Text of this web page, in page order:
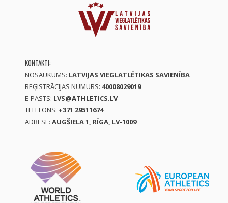
KONTAKTI:
NOSAUKUMS: LATVIJAS VIEGLATLĒTIKAS SAVIENĪBA
REĢISTRĀCIJAS NUMURS: 40008029019
E-PASTS: LVS@ATHLETICS.LV
TELEFONS: +371 29511674
ADRESE: AUGŠIELA 1, RĪGA, LV-1009